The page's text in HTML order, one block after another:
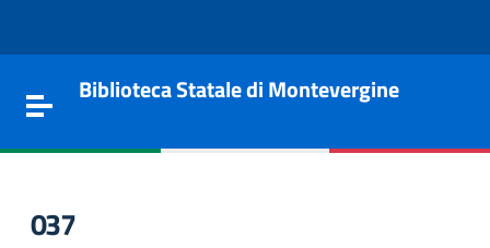
Toggle navigation
Biblioteca Statale di Montevergine
037